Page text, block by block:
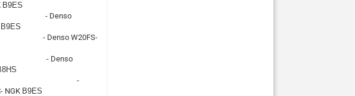
B9ES
- Denso
B9ES
Denso W20FS-
Sport - Denso
-
NGK B9ES